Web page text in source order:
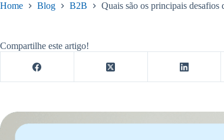
Home Blog B2B Quais são os principais desafios
Compartilhe este artigo!